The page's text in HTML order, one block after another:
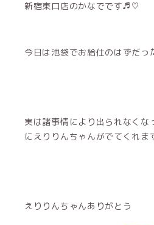
新宿東口店のかなでです♬︎♡
今日は池袋でお給仕のはずだっ
実は諸事情により出られなくな
にえりりんちゃんがでてくれま
えりりんちゃんありがとう